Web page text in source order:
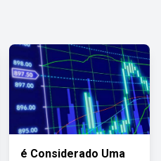
é Considerado Uma